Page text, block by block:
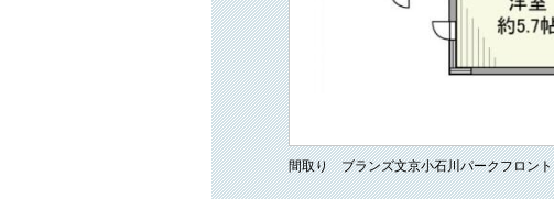
間取り ブランズ文京小石川パークフロント